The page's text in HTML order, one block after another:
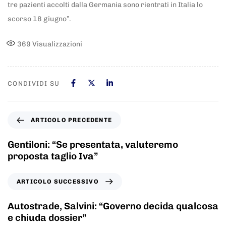
tre pazienti accolti dalla Germania sono rientrati in Italia lo
scorso 18 giugno”.
369 Visualizzazioni
CONDIVIDI SU
ARTICOLO PRECEDENTE
Gentiloni: “Se presentata, valuteremo
proposta taglio Iva”
ARTICOLO SUCCESSIVO
Autostrade, Salvini: “Governo decida qualcosa
e chiuda dossier”